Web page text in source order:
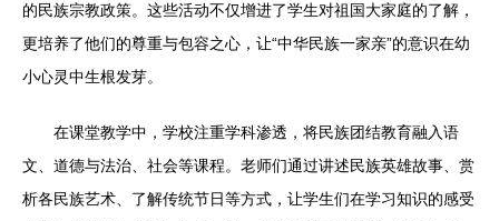
的民族宗教政策。这些活动不仅增进了学生对祖国大家庭的了解，
更培养了他们的尊重与包容之心，让“中华民族一家亲”的意识在幼
小心灵中生根发芽。
在课堂教学中，学校注重学科渗透，将民族团结教育融入语
文、道德与法治、社会等课程。老师们通过讲述民族英雄故事、赏
析各民族艺术、了解传统节日等方式，让学生们在学习知识的感受